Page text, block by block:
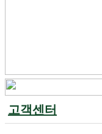
고객센터